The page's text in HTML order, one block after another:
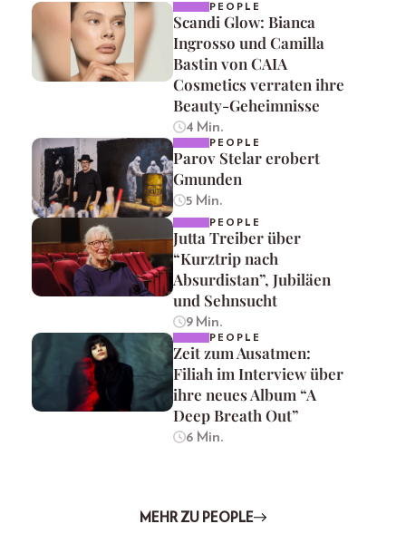
PEOPLE
Scandi Glow: Bianca
Ingrosso und Camilla
Bastin von CAIA
Cosmetics verraten ihre
Beauty-Geheimnisse
4 Min.
PEOPLE
Parov Stelar erobert
Gmunden
5 Min.
PEOPLE
Jutta Treiber über
“Kurztrip nach
Absurdistan”, Jubiläen
und Sehnsucht
9 Min.
PEOPLE
Zeit zum Ausatmen:
Filiah im Interview über
ihre neues Album “A
Deep Breath Out”
6 Min.
MEHR ZU PEOPLE